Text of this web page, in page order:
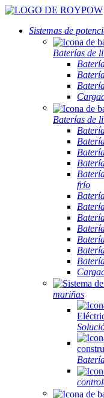
Sistemas de
Baterías de
Baterías de
frío
mariñas